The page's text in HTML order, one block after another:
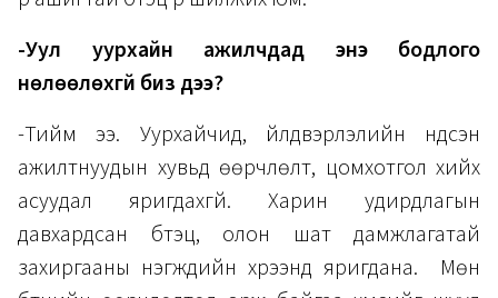
-Уул уурхайн ажилчдад энэ бодлого
нөлөөлөхгүй биз дээ?
-Тийм ээ. Уурхайчид, үйлдвэрлэлийн үндсэн
ажилтнуудын хувьд өөрчлөлт, цомхотгол хийх
асуудал яригдахгүй. Харин удирдлагын
давхардсан бүтэц, олон шат дамжлагатай
захиргааны нэгжүүдийн хүрээнд яригдана. Мөн